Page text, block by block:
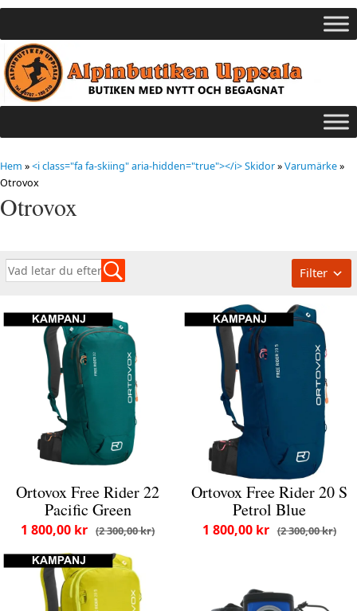
Hem »<i class="fa fa-skiing" aria-hidden="true"></i> Skidor»Varumärke»
Otrovox
Otrovox
Filter
Ortovox Free Rider 22
Pacific Green
2 300,00 kr
1 800,00 kr
Ortovox Free Rider 20 S
Petrol Blue
2 300,00 kr
1 800,00 kr